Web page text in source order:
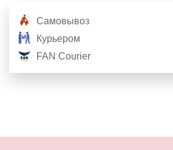
Самовывоз
Курьером
FAN Courier